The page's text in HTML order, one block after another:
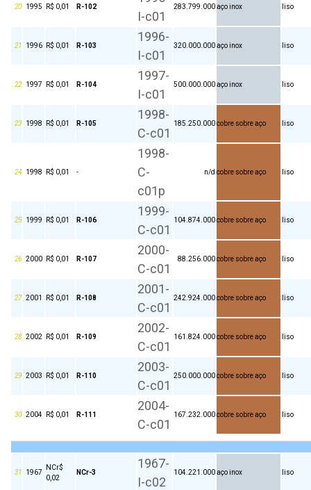
20 1995 R$ 0,01 R-102
I-c01
283.799.000aço inox liso
21 1996 R$ 0,01 R-103
1996-
I-c01
320.000.000aço inox liso
22 1997 R$ 0,01 R-104
1997-
I-c01
500.000.000aço inox liso
23 1998 R$ 0,01 R-105
1998-
C-c01
185.250.000cobre sobre aço liso
24 1998 R$ 0,01 -
1998-
C-
c01p
n/d cobre sobre aço liso
25 1999 R$ 0,01 R-106
1999-
C-c01
104.874.000cobre sobre aço liso
26 2000 R$ 0,01 R-107
2000-
C-c01
88.256.000cobre sobre aço liso
27 2001 R$ 0,01 R-108
2001-
C-c01
242.924.000cobre sobre aço liso
28 2002 R$ 0,01 R-109
2002-
C-c01
161.824.000cobre sobre aço liso
29 2003 R$ 0,01 R-110
2003-
C-c01
250.000.000cobre sobre aço liso
30 2004 R$ 0,01 R-111
2004-
C-c01
167.232.000cobre sobre aço liso
31 1967
NCr$
0,02
NCr-3
1967-
I-c02
104.221.000aço inox liso